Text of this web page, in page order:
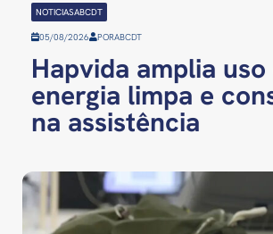
NOTICIASABCDT
05/08/2026 PORABCDT
Hapvida amplia uso
energia limpa e
na assistência